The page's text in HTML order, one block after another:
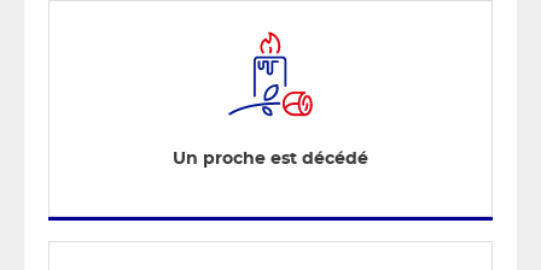
Un proche est décédé